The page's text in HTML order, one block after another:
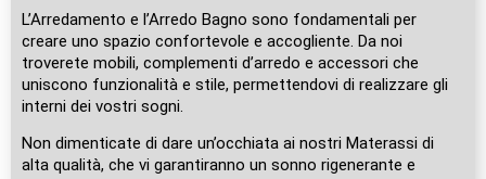
L’Arredamento e l’Arredo Bagno sono fondamentali per
creare uno spazio confortevole e accogliente. Da noi
troverete mobili, complementi d’arredo e accessori che
uniscono funzionalità e stile, permettendovi di realizzare gli
interni dei vostri sogni.
Non dimenticate di dare un’occhiata ai nostri Materassi di
alta qualità, che vi garantiranno un sonno rigenerante e